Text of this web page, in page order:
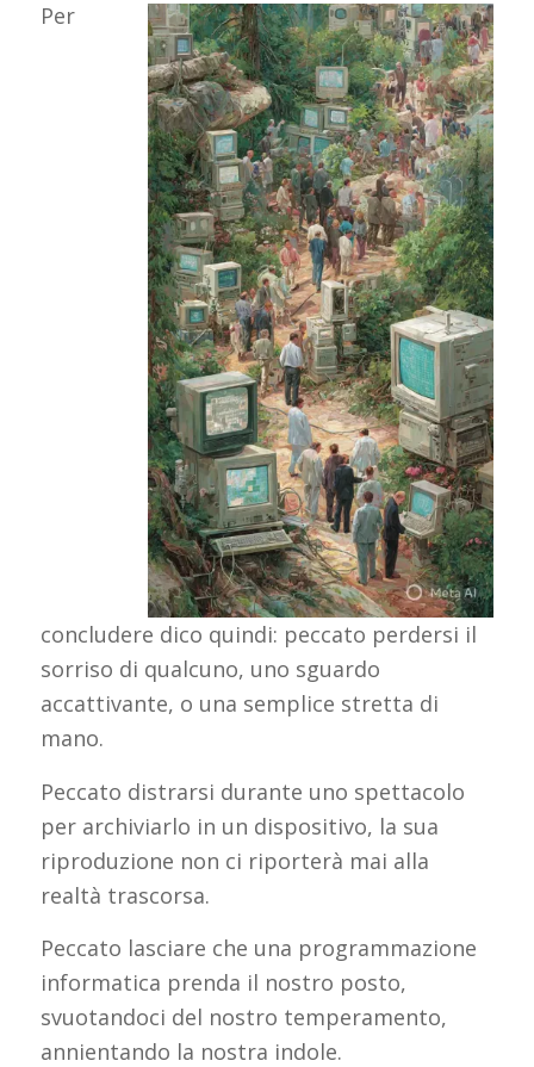
Per
concludere dico quindi: peccato perdersi il
sorriso di qualcuno, uno sguardo
accattivante, o una semplice stretta di
mano.
Peccato distrarsi durante uno spettacolo
per archiviarlo in un dispositivo, la sua
riproduzione non ci riporterà mai alla
realtà trascorsa.
Peccato lasciare che una programmazione
informatica prenda il nostro posto,
svuotandoci del nostro temperamento,
annientando la nostra indole.